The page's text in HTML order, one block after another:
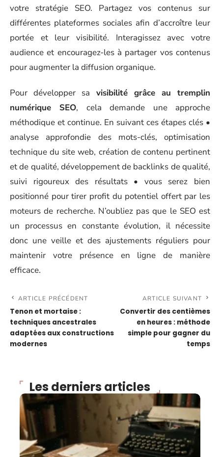
votre stratégie SEO. Partagez vos contenus sur
différentes plateformes sociales afin d’accroître leur
portée et leur visibilité. Interagissez avec votre
audience et encouragez-les à partager vos contenus
pour augmenter la diffusion organique.
Pour développer sa visibilité grâce au tremplin
numérique SEO, cela demande une approche
méthodique et continue. En suivant ces étapes clés •
analyse approfondie des mots-clés, optimisation
technique du site web, création de contenu pertinent
et de qualité, développement de backlinks de qualité,
suivi rigoureux des résultats • vous serez bien
positionné pour tirer profit du potentiel offert par les
moteurs de recherche. N’oubliez pas que le SEO est
un processus en constante évolution, il nécessite
donc une veille et des ajustements réguliers pour
maintenir votre présence en ligne de manière
efficace.
ARTICLE PRÉCÉDENT
Tenon et mortaise :
techniques ancestrales
adaptées aux constructions
modernes
ARTICLE SUIVANT
Convertir des centièmes
en heures : méthode
simple pour gagner du
temps
Les derniers articles